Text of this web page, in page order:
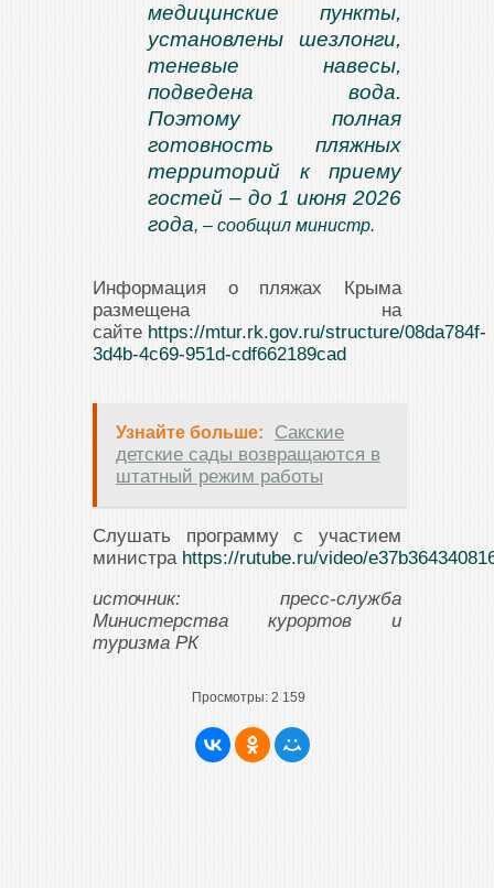
медицинские пункты,
установлены шезлонги,
теневые навесы,
подведена вода.
Поэтому полная
готовность пляжных
территорий к приему
гостей – до 1 июня 2026
года, – сообщил министр.
Информация о пляжах Крыма
размещена на
сайте https://mtur.rk.gov.ru/structure/08da784f-
3d4b-4c69-951d-cdf662189cad
Узнайте больше:
Сакские
детские сады возвращаются в
штатный режим работы
Слушать программу с участием
министра https://rutube.ru/video/
источник: пресс-служба
Министерства курортов и
туризма РК
Просмотры: 2 159